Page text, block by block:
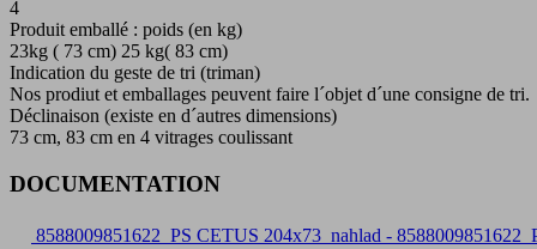
4
Produit emballé : poids (en kg)
23kg ( 73 cm) 25 kg( 83 cm)
Indication du geste de tri (triman)
Nos prodiut et emballages peuvent faire l´objet d´une consigne de tri.
Déclinaison (existe en d´autres dimensions)
73 cm, 83 cm en 4 vitrages coulissant
DOCUMENTATION
8588009851622_PS CETUS 204x73_nahlad -